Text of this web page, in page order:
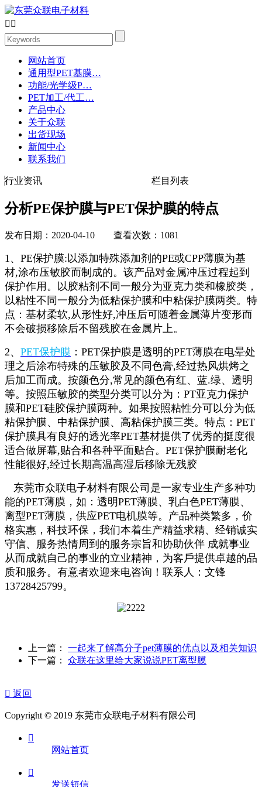
 
网站首页
通用型PET基膜…
功能/光学级P…
PET加工/代工…
产品中心
关于众联
出货现场
新闻中心
联系我们
行业资讯 栏目列表
分析PE保护膜与PET保护膜的特点
发布日期：2020-04-10 查看次数：1081
1、PE保护膜:以添加特殊添加剂的PE或CPP薄膜为基
材,涂布压敏胶而制成的。该产品对金属冲压过程起到
保护作用。以胶粘剂不同一般分为亚克力类和橡胶类，
以粘性不同一般分为低粘保护膜和中粘保护膜两类。特
点：基材柔软,从形性好,冲压后可随着金属薄片变形而
不会破损移除后不留残胶在金属片上。
2、 PET保护膜 ：PET保护膜是透明的PET薄膜在电晕处
理之后涂布特殊的压敏胶及不同色膏,经过热风烘烤之
后加工而成。按颜色分,常见的颜色有红、蓝.绿、透明
等。按照压敏胶的类型分类可以分为：PT亚克力保护
膜和PET硅胶保护膜两种。如果按照粘性分可以分为低
粘保护膜、中粘保护膜、高粘保护膜三类。特点：PET
保护膜具有良好的透光率PET基材提供了优秀的挺度很
适合做屏幕,贴合和各种平面贴合。PET保护膜耐老化
性能很好,经过长期高温高湿后移除无残胶
东莞市众联电子材料有限公司是一家专业生产多种功
能的PET薄膜，如：透明PET薄膜、乳白色PET薄膜、
离型PET薄膜，供应PET电机膜等。产品种类繁多，价
格实惠，科技环保，我们本着生产精益求精、经销诚实
守信、服务热情周到的服务宗旨和协助伙伴 成就事业
从而成就自己的事业的立业精神，为客戶提供卓越的品
质和服务。有意者欢迎来电咨询！联系人：文锋
13728425799。
上一篇： 一起来了解高分子pet薄膜的优点以及相关知识
下一篇： 众联在这里给大家说说PET离型膜
 返回
Copyright © 2019 东莞市众联电子材料有限公司

网站首页

发送短信